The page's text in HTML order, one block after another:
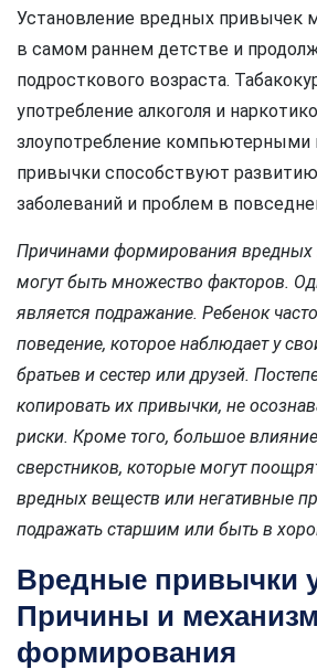
Установление вредных привычек
в самом раннем детстве и
подросткового возраста.
употребление алкоголя и
злоупотребление компьютерными
привычки способствуют
заболеваний и проблем в
Причинами формирования вредных
могут быть множество факторов.
является подражание. Ребенок
поведение, которое наблюдает у
братьев и сестер или друзей.
копировать их привычки, не
риски. Кроме того, большое
сверстников, которые могут
вредных веществ или негативные
подражать старшим или быть в
Вредные привычки
Причины и
формирования